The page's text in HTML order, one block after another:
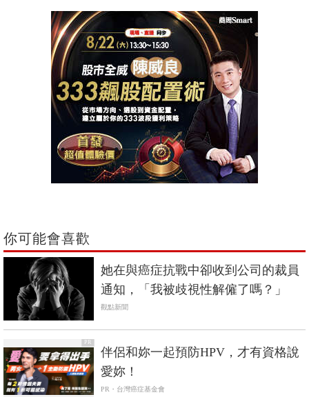
你可能會喜歡
她在與癌症抗戰中卻收到公司的裁員
通知，「我被歧視性解僱了嗎？」
觀點新聞
PR
伴侶和妳一起預防HPV，才有資格說
愛妳！
PR・台灣癌症基金會